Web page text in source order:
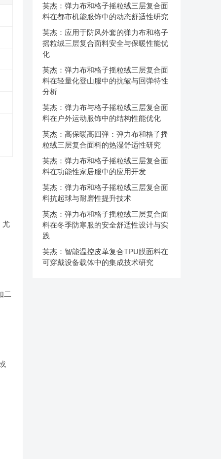
尤
二
英杰：弹力布和格子摇粒绒三层复合面
料在都市机能服饰中的动态舒适性研究
英杰：应用于防风外套的弹力布和格子
摇粒绒三层复合面料安全与保暖性能优
化
英杰：弹力布和格子摇粒绒三层复合面
料在轻量化登山服中的抗皱与回弹特性
分析
英杰：弹力布与格子摇粒绒三层复合面
料在户外运动服饰中的结构性能优化
英杰：高保暖高回弹：弹力布和格子摇
粒绒三层复合面料的热湿舒适性研究
英杰：弹力布和格子摇粒绒三层复合面
料在功能性家居服中的应用开发
英杰：弹力布和格子摇粒绒三层复合面
料抗起球与耐磨性提升技术
英杰：弹力布和格子摇粒绒三层复合面
料在冬季防寒服的安全舒适性设计与实
践
英杰：智能温控皮革复合TPU膜面料在
可穿戴设备载体中的集成技术研究